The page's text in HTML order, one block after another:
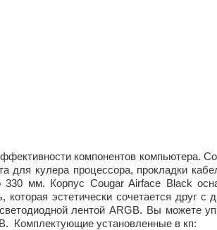
компонентов компьютера.
кулера процессора, прокладки
330 мм. Корпус Cougar Airface Black
эстетически сочетается друг с
лентой ARGB. Вы можете
Комплектующие установленные в кп: